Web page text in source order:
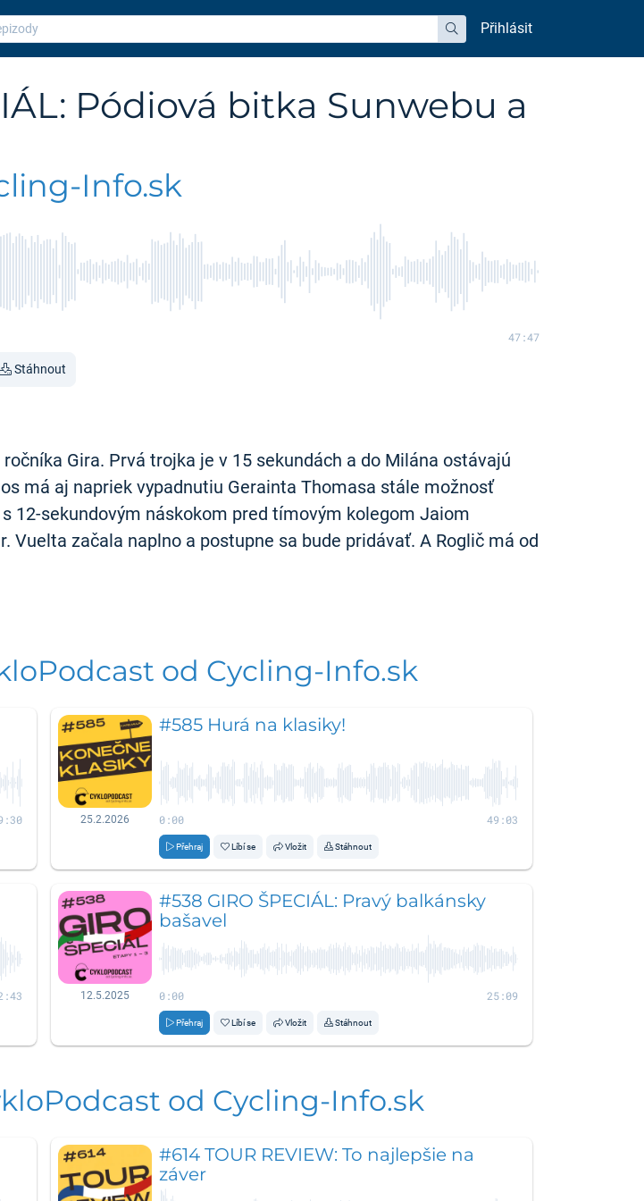
hledat
Přihlásit
Pódiová bitka Sunwebu a
Info.sk
47:47
Stáhnout
Gira. Prvá trojka je v 15 sekundách a do Milána ostávajú
má aj napriek vypadnutiu Gerainta Thomasa stále možnosť
12-sekundovým náskokom pred tímovým kolegom Jaiom
Vuelta začala naplno a postupne sa bude pridávať. A Roglič má od
od Cycling-Info.sk
25.2.2026
#585 Hurá na klasiky!
0:00 49:03
Přehraj Líbí se Vložit Stáhnout
12.5.2025
#538 GIRO ŠPECIÁL: Pravý balkánsky
bašavel
0:00 25:09
Přehraj Líbí se Vložit Stáhnout
od Cycling-Info.sk
#614 TOUR REVIEW: To najlepšie na
záver